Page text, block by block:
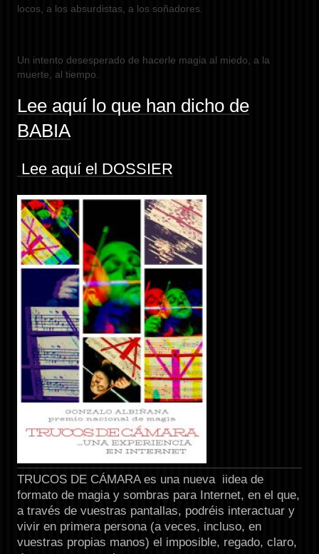
locos, a los absurdistas, a los soñadores.
Un intento desesperado de hacerle magia al miedo, a la
muerte, al tiempo.
Lee aquí lo que han dicho de
BABIA
Lee aquí el DOSSIER
TRUCOS DE CÁMARA es una nueva iidea de
formato de magia y sombras para Internet, en el que,
a través de vuestras pantallas, podréis interactuar y
vivir en primera persona (a veces, incluso, en
vuestras propias manos) el imposible, regado, claro,